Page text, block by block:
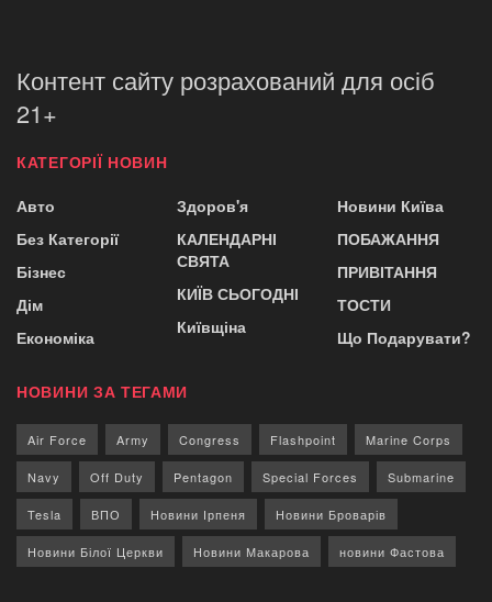
Контент сайту розрахований для осіб
21+
КАТЕГОРІЇ НОВИН
Авто
Без Категорії
Бізнес
Дім
Економіка
Здоров'я
КАЛЕНДАРНІ
СВЯТА
КИЇВ СЬОГОДНІ
Київщіна
Новини Київа
ПОБАЖАННЯ
ПРИВІТАННЯ
ТОСТИ
Що Подарувати?
НОВИНИ ЗА ТЕГАМИ
Air Force Army Congress Flashpoint Marine Corps
Navy Off Duty Pentagon Special Forces Submarine
Tesla ВПО Новини Ірпеня Новини Броварів
Новини Білої Церкви Новини Макарова новини Фастова